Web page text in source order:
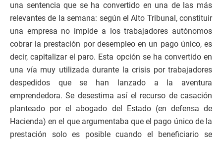
una sentencia que se ha convertido en una de las más
relevantes de la semana: según el Alto Tribunal, constituir
una empresa no impide a los trabajadores autónomos
cobrar la prestación por desempleo en un pago único, es
decir, capitalizar el paro. Esta opción se ha convertido en
una vía muy utilizada durante la crisis por trabajadores
despedidos que se han lanzado a la aventura
emprendedora. Se desestima así el recurso de casación
planteado por el abogado del Estado (en defensa de
Hacienda) en el que argumentaba que el pago único de la
prestación solo es posible cuando el beneficiario se